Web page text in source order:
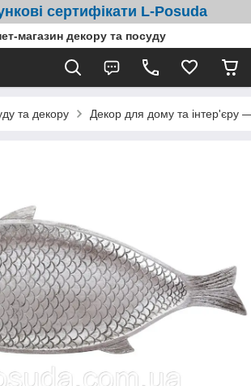
сертифікати L-Posuda
магазин декору та посуду
та декору Декор для дому та інтер'єру